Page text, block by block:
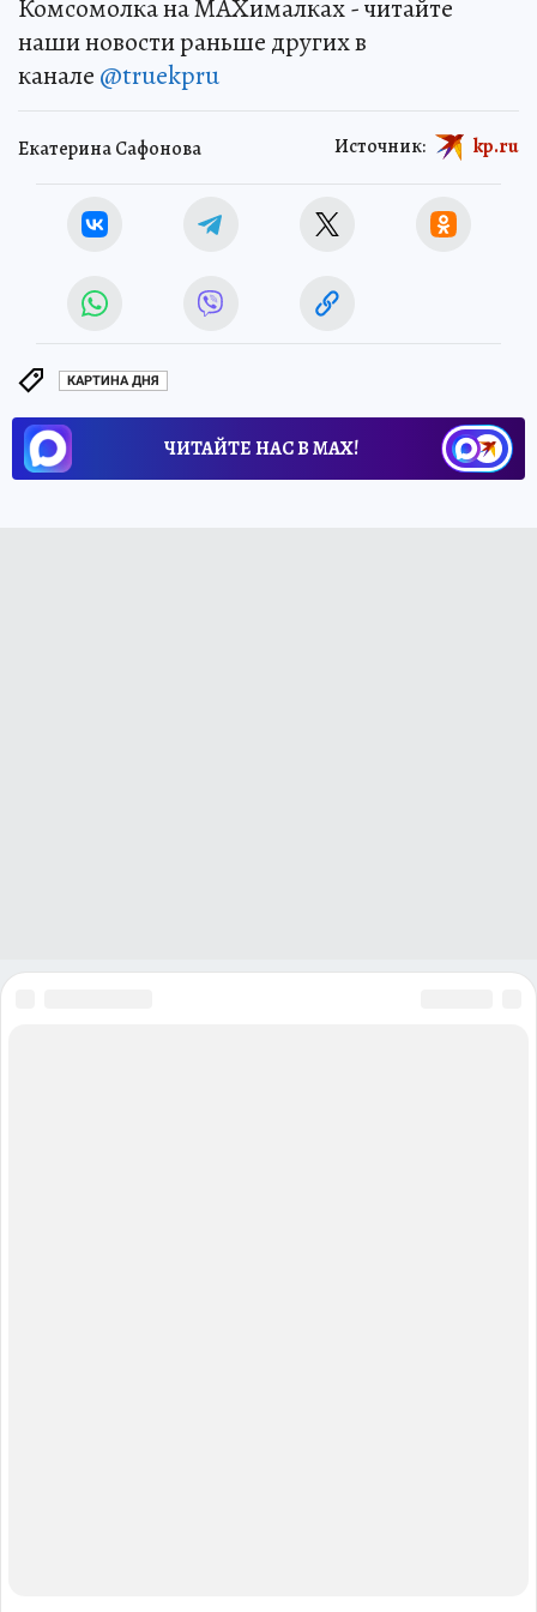
Комсомолка на MAXималках - читайте
наши новости раньше других в
канале @truekpru
Екатерина Сафонова Источник: kp.ru
КАРТИНА ДНЯ
ЧИТАЙТЕ НАС В МАХ!